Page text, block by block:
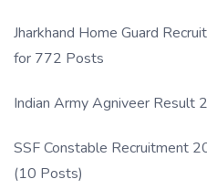
Jharkhand Home Guard
for 772 Posts
Indian Army Agniveer Result
SSF Constable Recruitment
(10 Posts)